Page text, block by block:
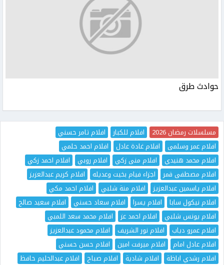
حوادث طرق
مسلسلات رمضان 2026 افلام للكبار
افلام تامر حسني
افلام عمر وسلمى
افلام غادة عادل
افلام احمد حلمي
افلام محمد هنيدي
افلام منى زكي افلام روبي
افلام احمد زكي
افلام مصطفى قمر
اجزاء فيام بخيت وعديله
افلام كريم عبدالعزيز
افلام ياسمين عبدالعزيز
افلام منة شلبي
افلام احمد مكي
افلام نيكول سابا
افلام يسرا افلام سعاد حسني
افلام سعيد صالح
افلام يونس شلبي
افلام احمد عز
افلام محمد سعد اللمبي
افلام عمرو دياب
افلام نور الشريف
افلام محمود عبدالعزيز
افلام عادل امام
افلام ميرفت امين
افلام حسن حسني
افلام رشدي اباظة
افلام شادية افلام صباح افلام عبدالحليم حافظ